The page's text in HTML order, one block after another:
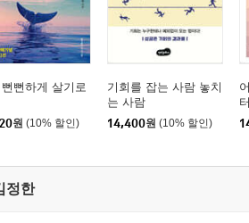
뻔하게 살기로
원 (10% 할인)
기회를 잡는 사람 놓치
는 사람
14,400원 (10% 할인)
정한